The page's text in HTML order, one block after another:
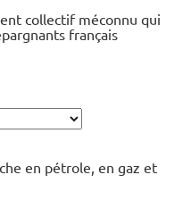
collectif méconnu qui
français
en pétrole, en gaz et